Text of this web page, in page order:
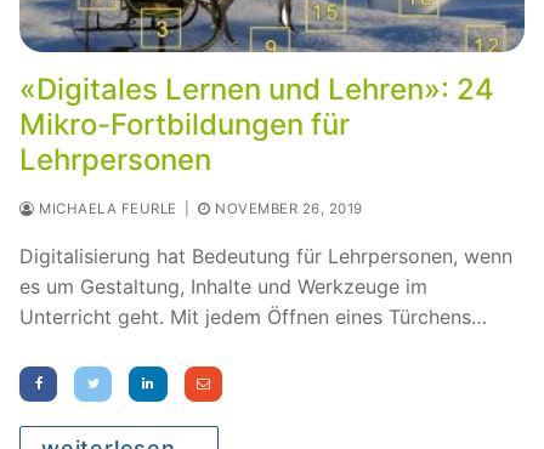
«Digitales Lernen und Lehren»: 24
Mikro-Fortbildungen für
Lehrpersonen
MICHAELA FEURLE NOVEMBER 26, 2019
Digitalisierung hat Bedeutung für Lehrpersonen, wenn
es um Gestaltung, Inhalte und Werkzeuge im
Unterricht geht. Mit jedem Öffnen eines Türchens…